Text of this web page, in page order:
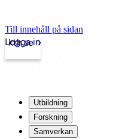
Till innehåll på sidan
kth.se
Logga in
Utbildning
Forskning
Samverkan